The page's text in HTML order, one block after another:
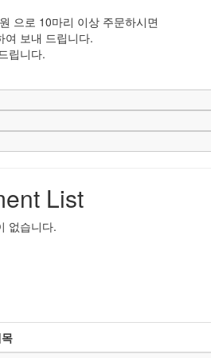
으로 10마리 이상 주문하시면
여 보내 드립니다.
립니다.
List
없습니다.